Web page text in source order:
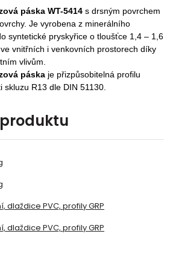
páska WT-5414 s drsným povrchem
Je vyrobena z minerálního
syntetické pryskyřice o tloušťce 1,4 – 1,6
vnitřních i venkovních prostorech díky
vlivům.
páska je přizpůsobitelná profilu
R13 dle DIN 51130.
dlaždice PVC, profily GRP
dlaždice PVC, profily GRP